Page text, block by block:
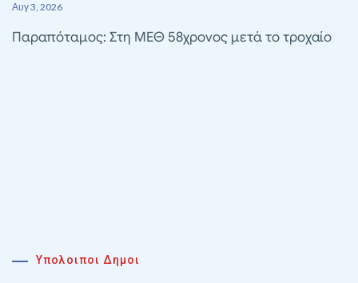
Αυγ 3, 2026
Παραπόταμος: Στη ΜΕΘ 58χρονος μετά το τροχαίο
Υπολοιποι Δημοι